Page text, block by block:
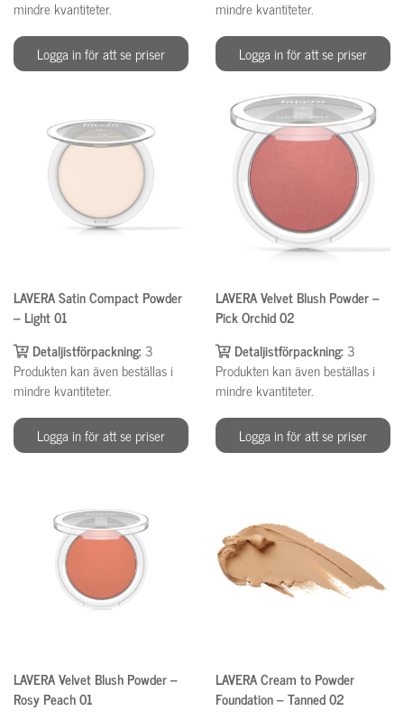
mindre kvantiteter.
Logga in för att se priser
mindre kvantiteter.
Logga in för att se priser
LAVERA Satin Compact Powder
– Light 01
Detaljistförpackning:3
Produkten kan även beställas i
mindre kvantiteter.
Logga in för att se priser
LAVERA Velvet Blush Powder –
Pick Orchid 02
Detaljistförpackning:3
Produkten kan även beställas i
mindre kvantiteter.
Logga in för att se priser
LAVERA Velvet Blush Powder –
Rosy Peach 01
LAVERA Cream to Powder
Foundation – Tanned 02